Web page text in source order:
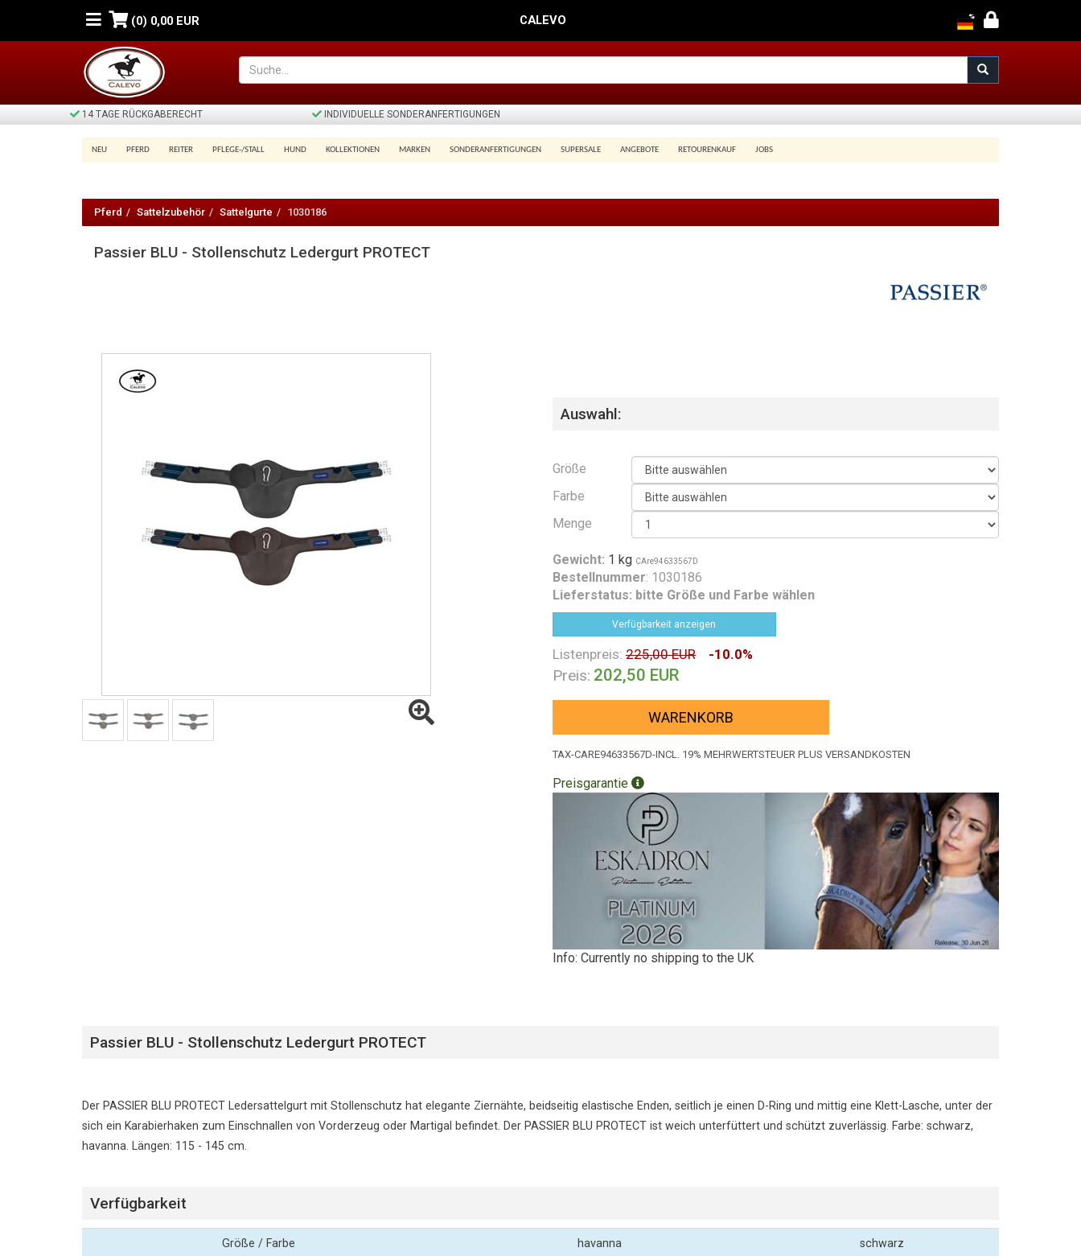
(0) 0,00 EUR CALEVO
14 TAGE RÜCKGABERECHT INDIVIDUELLE SONDERANFERTIGUNGEN
NEU PFERD REITER PFLEGE-/STALL HUND KOLLEKTIONEN MARKEN SONDERANFERTIGUNGEN SUPERSALE ANGEBOTE RETOURENKAUF JOBS
Pferd Sattelzubehör Sattelgurte 1030186
Passier BLU - Stollenschutz Ledergurt PROTECT
Auswahl:
Größe
Farbe
Menge
Gewicht: 1 kg CAre94633567D
Bestellnummer: 1030186
Lieferstatus: bitte Größe und Farbe wählen
Verfügbarkeit anzeigen
Listenpreis: 225,00 EUR -10.0%
Preis: 202,50 EUR
WARENKORB
TAX-CARE94633567D-INCL. 19% MEHRWERTSTEUER PLUS VERSANDKOSTEN
Preisgarantie
Info: Currently no shipping to the UK
Passier BLU - Stollenschutz Ledergurt PROTECT
Der PASSIER BLU PROTECT Ledersattelgurt mit Stollenschutz hat elegante Ziernähte, beidseitig elastische Enden, seitlich je einen D-Ring und mittig eine Klett-Lasche, unter der
sich ein Karabierhaken zum Einschnallen von Vorderzeug oder Martigal befindet. Der PASSIER BLU PROTECT ist weich unterfüttert und schützt zuverlässig. Farbe: schwarz,
havanna. Längen: 115 - 145 cm.
Verfügbarkeit
Größe / Farbe havanna schwarz